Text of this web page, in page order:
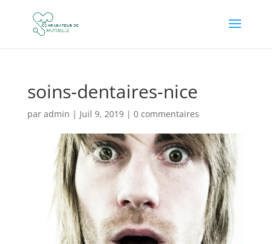
soins-dentaires-nice
par admin | Juil 9, 2019| 0 commentaires